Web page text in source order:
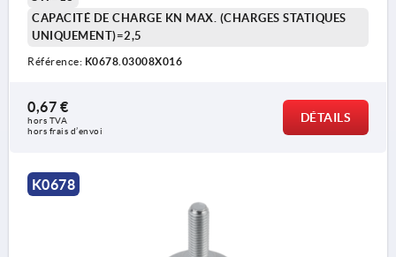
CAPACITÉ DE CHARGE KN MAX. (CHARGES STATIQUES
UNIQUEMENT)=2,5
Référence: K0678.03008X016
0,67 €
hors TVA
hors frais d’envoi
DÉTAILS
K0678